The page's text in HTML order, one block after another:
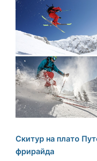
Скитур на плато
фрирайда